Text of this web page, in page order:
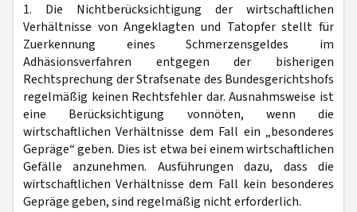
1. Die Nichtberücksichtigung der wirtschaftlichen
Verhältnisse von Angeklagten und Tatopfer stellt für
Zuerkennung eines Schmerzensgeldes im
Adhäsionsverfahren entgegen der bisherigen
Rechtsprechung der Strafsenate des Bundesgerichtshofs
regelmäßig keinen Rechtsfehler dar. Ausnahmsweise ist
eine Berücksichtigung vonnöten, wenn die
wirtschaftlichen Verhältnisse dem Fall ein „besonderes
Gepräge“ geben. Dies ist etwa bei einem wirtschaftlichen
Gefälle anzunehmen. Ausführungen dazu, dass die
wirtschaftlichen Verhältnisse dem Fall kein besonderes
Gepräge geben, sind regelmäßig nicht erforderlich.